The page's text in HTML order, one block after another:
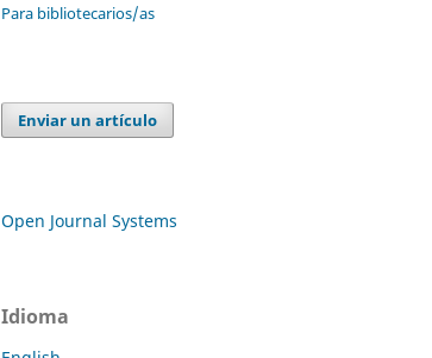
Para bibliotecarios/as
Enviar un artículo
Open Journal Systems
Idioma